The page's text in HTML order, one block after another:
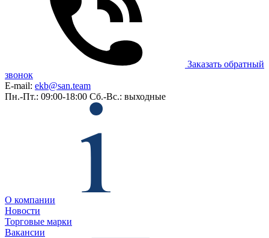
Заказать обратный
звонок
E-mail: ekb@san.team
Пн.-Пт.: 09:00-18:00 Сб.-Вс.: выходные
О компании
Новости
Торговые марки
Вакансии